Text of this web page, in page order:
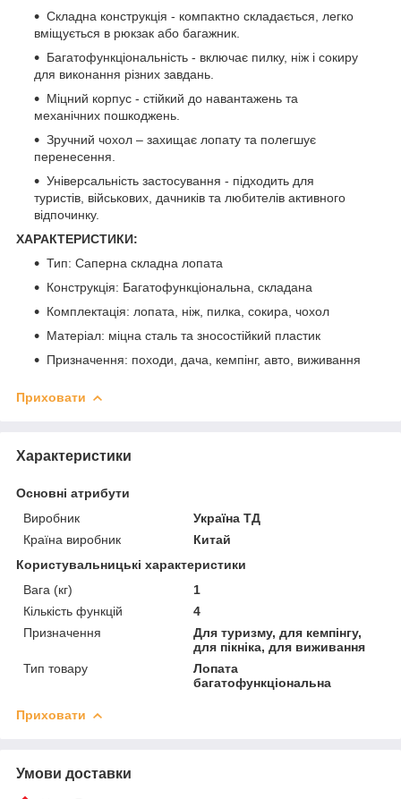
Складна конструкція - компактно складається, легко
вміщується в рюкзак або багажник.
Багатофункціональність - включає пилку, ніж і сокиру
для виконання різних завдань.
Міцний корпус - стійкий до навантажень та
механічних пошкоджень.
Зручний чохол – захищає лопату та полегшує
перенесення.
Універсальність застосування - підходить для
туристів, військових, дачників та любителів активного
відпочинку.
ХАРАКТЕРИСТИКИ:
Тип: Саперна складна лопата
Конструкція: Багатофункціональна, складана
Комплектація: лопата, ніж, пилка, сокира, чохол
Матеріал: міцна сталь та зносостійкий пластик
Призначення: походи, дача, кемпінг, авто, виживання
Приховати
Характеристики
Основні атрибути
Виробник
Україна ТД
Країна виробник
Китай
Користувальницькі характеристики
Вага (кг)
1
Кількість функцій
4
Призначення
Для туризму, для кемпінгу,
для пікніка, для виживання
Тип товару
Лопата
багатофункціональна
Приховати
Умови доставки